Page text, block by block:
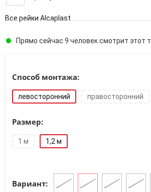
Все рейки Alcaplast
Прямо сейчас 9 человек смотрит этот
Способ монтажа:
левосторонний правосторонний
Размер:
1 м 1,2 м
Вариант: